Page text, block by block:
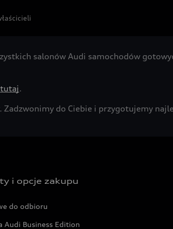
salonów Audi samochodów
tutaj.
do Ciebie i przygotujemy
i opcje zakupu
do odbioru
Audi Business Edition